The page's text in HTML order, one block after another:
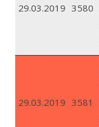
29.03.2019 3580
29.03.2019 3581